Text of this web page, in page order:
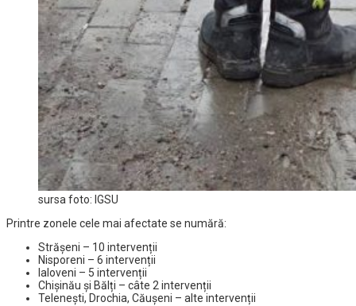
sursa foto: IGSU
Printre zonele cele mai afectate se numără:
Strășeni – 10 intervenții
Nisporeni – 6 intervenții
Ialoveni – 5 intervenții
Chișinău și Bălți – câte 2 intervenții
Telenești, Drochia, Căușeni – alte intervenții